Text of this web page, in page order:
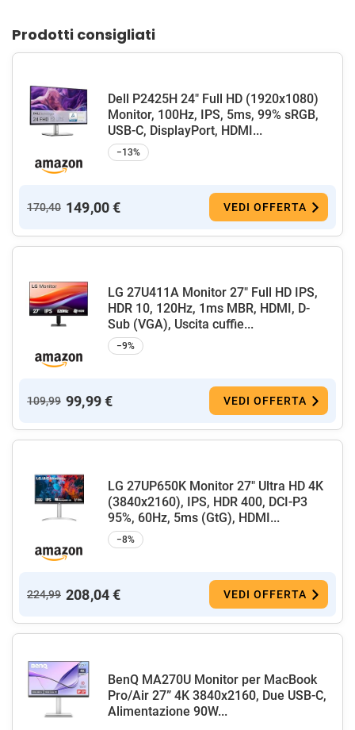
Prodotti consigliati
Dell P2425H 24" Full HD (1920x1080)
Monitor, 100Hz, IPS, 5ms, 99% sRGB,
USB-C, DisplayPort, HDMI...
−13%
170,40 149,00 € VEDI OFFERTA
LG 27U411A Monitor 27" Full HD IPS,
HDR 10, 120Hz, 1ms MBR, HDMI, D-
Sub (VGA), Uscita cuffie...
−9%
109,99 99,99 € VEDI OFFERTA
LG 27UP650K Monitor 27" Ultra HD 4K
(3840x2160), IPS, HDR 400, DCI-P3
95%, 60Hz, 5ms (GtG), HDMI...
−8%
224,99 208,04 € VEDI OFFERTA
BenQ MA270U Monitor per MacBook
Pro/Air 27” 4K 3840x2160, Due USB-C,
Alimentazione 90W...